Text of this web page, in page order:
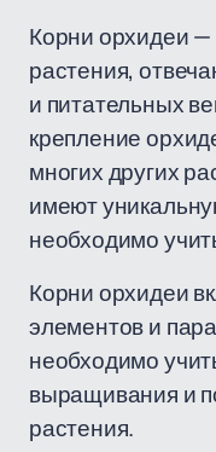
Корни орхидеи
растения,
и питательных
крепление
многих других
имеют
необходимо
Корни орхидеи
элементов и
необходимо
выращивания и
растения.